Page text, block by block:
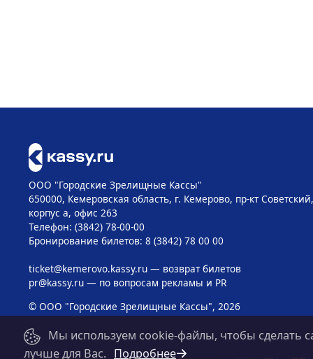
ООО "Городские Зрелищные Кассы"
650000, Кемеровская область, г. Кемерово, пр-кт
корпус а, офис 263
Телефон: (3842) 78-00-00
Бронирование билетов: 8 (3842) 78 00 00
ticket@kemerovo.kassy.ru— возврат билетов
pr@kassy.ru— по вопросам рекламы и PR
© ООО "Городские Зрелищные Кассы", 2026
Мы используем cookie-файлы, чтобы сделать
лучше для Вас. Подробнее